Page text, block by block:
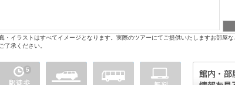
・イラストはすべてイメージとなります。実際のツアーにてご提供いたしますお部屋な
了承ください。